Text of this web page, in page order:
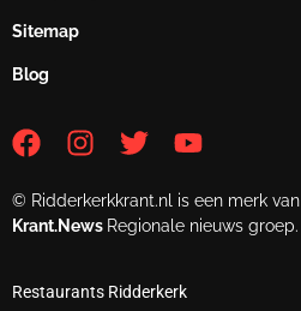
Sitemap
Blog
© Ridderkerkkrant.nl is een merk van
Krant.News Regionale nieuws groep.
Restaurants Ridderkerk